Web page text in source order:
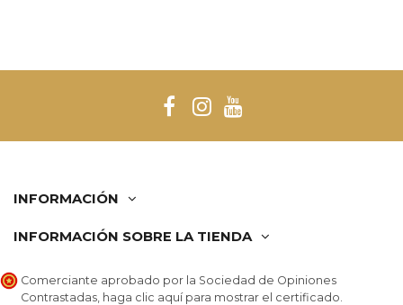
INFORMACIÓN
INFORMACIÓN SOBRE LA TIENDA
Comerciante aprobado por la Sociedad de Opiniones
Contrastadas, haga clic aquí para mostrar el certificado